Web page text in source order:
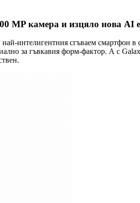
MP камера и изцяло нова AI
интелигентния сгъваем смартфон
за гъвкавия форм-фактор. А с